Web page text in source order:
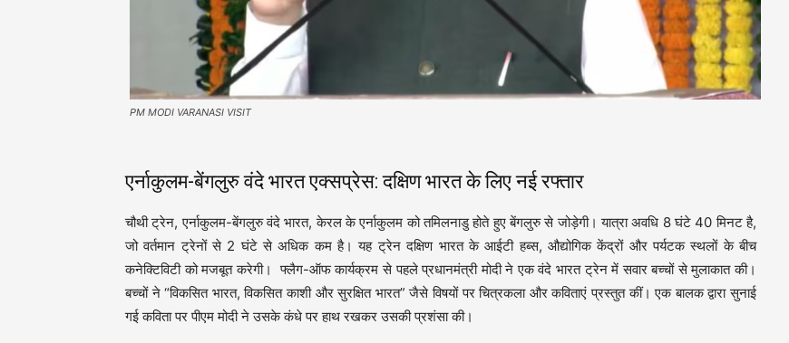
PM MODI VARANASI VISIT
एर्नाकुलम-बेंगलुरु वंदे भारत एक्सप्रेस: दक्षिण भारत के लिए नई रफ्तार
चौथी ट्रेन, एर्नाकुलम-बेंगलुरु वंदे भारत, केरल के एर्नाकुलम को तमिलनाडु होते हुए बेंगलुरु से जोड़ेगी। यात्रा अवधि 8 घंटे 40 मिनट है,
जो वर्तमान ट्रेनों से 2 घंटे से अधिक कम है। यह ट्रेन दक्षिण भारत के आईटी हब्स, औद्योगिक केंद्रों और पर्यटक स्थलों के बीच
कनेक्टिविटी को मजबूत करेगी। फ्लैग-ऑफ कार्यक्रम से पहले प्रधानमंत्री मोदी ने एक वंदे भारत ट्रेन में सवार बच्चों से मुलाकात की।
बच्चों ने “विकसित भारत, विकसित काशी और सुरक्षित भारत” जैसे विषयों पर चित्रकला और कविताएं प्रस्तुत कीं। एक बालक द्वारा सुनाई
गई कविता पर पीएम मोदी ने उसके कंधे पर हाथ रखकर उसकी प्रशंसा की।